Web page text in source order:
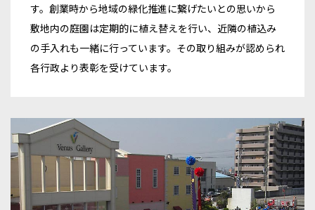
す。創業時から地域の緑化推進に繋げたいとの思いから
敷地内の庭園は定期的に植え替えを行い、近隣の植込み
の手入れも一緒に行っています。その取り組みが認められ
各行政より表彰を受けています。